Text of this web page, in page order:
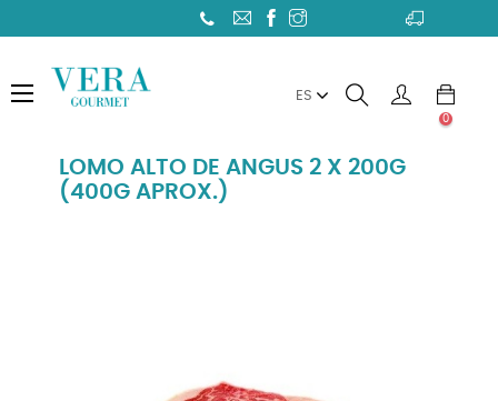
Toggle
☰ ES
0
LOMO ALTO DE ANGUS 2 X 200G
(400G APROX.)